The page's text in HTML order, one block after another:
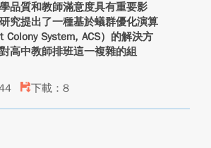
品質和教師滿意度具有重要影
究提出了一種基於蟻群優化演算
Colony System, ACS）的解決方
高中教師排班這一複雜的組
下載：8